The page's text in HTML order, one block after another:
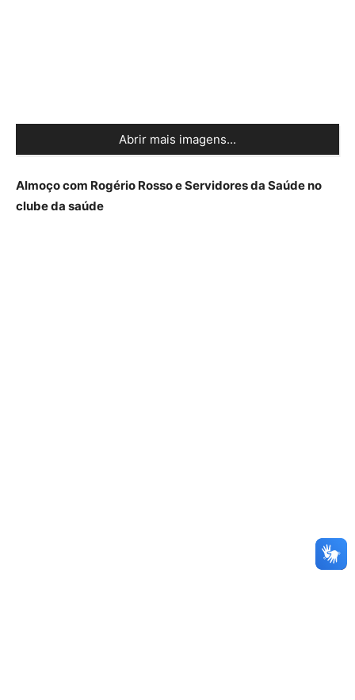
Abrir mais imagens...
Almoço com Rogério Rosso e Servidores da Saúde no
clube da saúde